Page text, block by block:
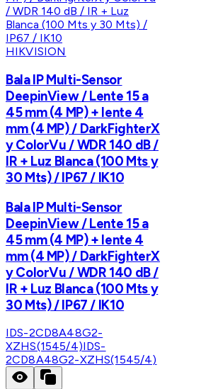
HIKVISION
Bala IP Multi-Sensor
DeepinView / Lente 15 a
45 mm (4 MP) + lente 4
mm (4 MP) / DarkFighterX
y ColorVu / WDR 140 dB /
IR + Luz Blanca (100 Mts y
30 Mts) / IP67 / IK10
Bala IP Multi-Sensor
DeepinView / Lente 15 a
45 mm (4 MP) + lente 4
mm (4 MP) / DarkFighterX
y ColorVu / WDR 140 dB /
IR + Luz Blanca (100 Mts y
30 Mts) / IP67 / IK10
IDS-2CD8A48G2-
XZHS(1545/4)IDS-
2CD8A48G2-XZHS(1545/4)